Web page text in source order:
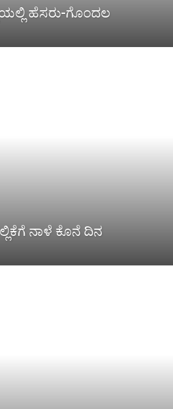
ಹೆಸರು-ಗೊಂದಲ
ನಾಳೆ ಕೊನೆ ದಿನ